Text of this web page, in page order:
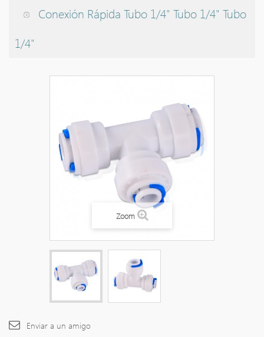
Conexión Rápida Tubo 1/4" Tubo 1/4" Tubo
1/4"
Zoom
Enviar a un amigo